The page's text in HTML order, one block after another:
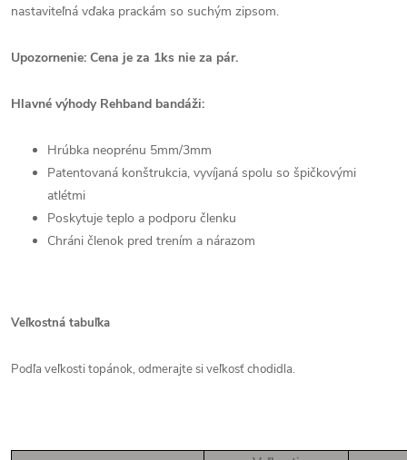
nastaviteľná vďaka prackám so suchým zipsom.
Upozornenie: Cena je za 1ks nie za pár.
Hlavné výhody Rehband bandáži:
Hrúbka neoprénu 5mm/3mm
Patentovaná konštrukcia, vyvíjaná spolu so špičkovými
atlétmi
Poskytuje teplo a podporu členku
Chráni členok pred trením a nárazom
Veľkostná tabuľka
Podľa veľkosti topánok, odmerajte si veľkosť chodidla.